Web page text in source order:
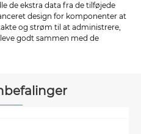
de ekstra data fra de tilføjede
design for komponenter at
og strøm til at administrere,
godt sammen med de